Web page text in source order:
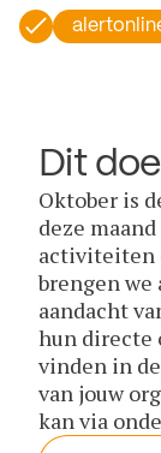
Dit
Oktober is
deze
activiteiten
brengen we
aandacht
hun directe
vinden in
van jouw
kan via